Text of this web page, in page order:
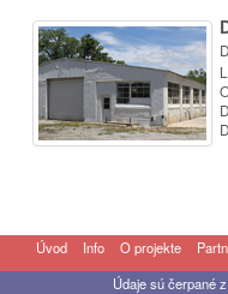
Úvod Info O projekte
Údaje sú čerpané